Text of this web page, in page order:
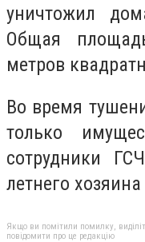
уничтожил
Общая
метров
Во время
только
сотрудники
летнего
Якщо ви помітили помилку,
повідомити про це редакцію